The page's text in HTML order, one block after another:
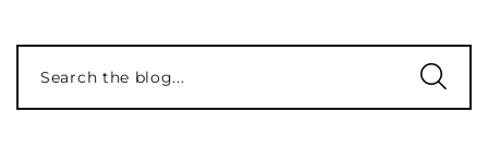
Search the blog...